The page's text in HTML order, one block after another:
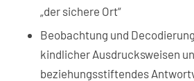
„der sichere Ort“
Beobachtung und
kindlicher Ausdrucksweisen
beziehungsstiftendes